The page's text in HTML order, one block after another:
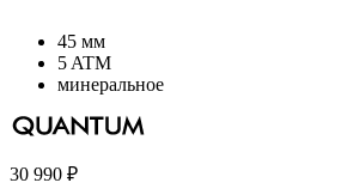
45 мм
5 ATM
минеральное
30 990 ₽